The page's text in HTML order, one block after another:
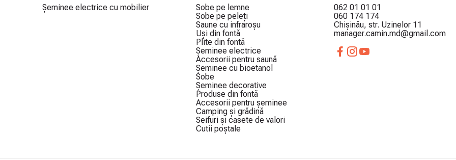
Șeminee electrice cu mobilier
Sobe pe lemne
Sobe pe peleți
Saune cu infraroșu
Uși din fontă
Plite din fontă
Șeminee electrice
Accesorii pentru saună
Șeminee cu bioetanol
Sobe
Șeminee decorative
Produse din fontă
Accesorii pentru șeminee
Camping și grădină
Seifuri și casete de valori
Cutii poștale
062 01 01 01
060 174 174
Chișinău, str. Uzinelor 11
manager.camin.md@gmail.com